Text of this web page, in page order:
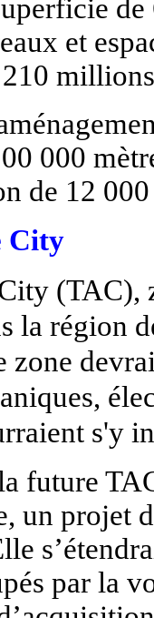
et
000
de 12
City
(TAC),
la région
zone
s'y
future
un projet
par la